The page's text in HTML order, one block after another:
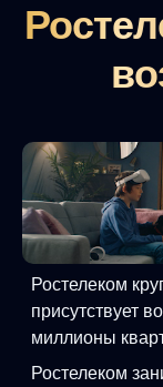
Ростелеком
присутствует
миллионы
Ростелеком